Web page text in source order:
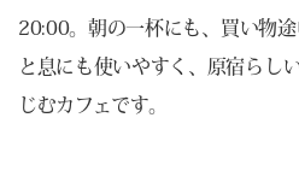
20:00。朝の一杯にも、買い物
と息にも使いやすく、原宿らし
じむカフェです。